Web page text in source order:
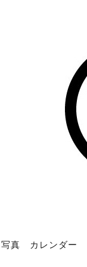
写真 カレンダー